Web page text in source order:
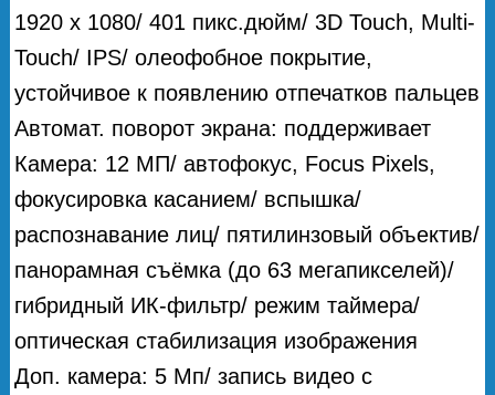
1920 x 1080/ 401 пикс.дюйм/ 3D Touch, Multi-
Touch/ IPS/ олеофобное покрытие,
устойчивое к появлению отпечатков пальцев
Автомат. поворот экрана: поддерживает
Камера: 12 МП/ автофокус, Focus Pixels,
фокусировка касанием/ вспышка/
распознавание лиц/ пятилинзовый объектив/
панорамная съёмка (до 63 мегапикселей)/
гибридный ИК-фильтр/ режим таймера/
оптическая стабилизация изображения
Доп. камера: 5 Мп/ запись видео с